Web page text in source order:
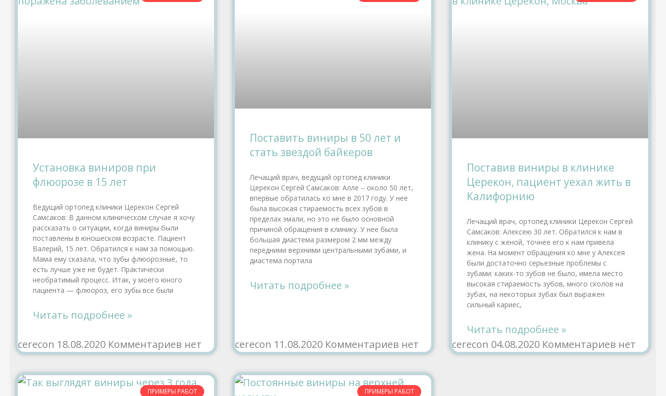
Установка виниров при
флюорозе в 15 лет
Ведущий ортопед клиники Церекон Сергей
Самсаков: В данном клиническом случае я хочу
рассказать о ситуации, когда виниры были
поставлены в юношеском возрасте. Пациент
Валерий, 15 лет. Обратился к нам за помощью.
Мама ему сказала, что зубы флюорозные, то
есть лучше уже не будет. Практически
необратимый процесс. Итак, у моего юного
пациента — флюороз, его зубы все были
Читать подробнее »
cerecon 18.08.2020 Комментариев нет
Поставить виниры в 50 лет и
стать звездой байкеров
Лечащий врач, ведущий ортопед клиники
Церекон Сергей Самсаков: Алле – около 50 лет,
впервые обратилась ко мне в 2017 году. У нее
была высокая стираемость всех зубов в
пределах эмали, но это не было основной
причиной обращения в клинику. У нее была
большая диастема размером 2 мм между
передними верхними центральными зубами, и
диастема портила
Читать подробнее »
cerecon 11.08.2020 Комментариев нет
Поставив виниры в клинике
Церекон, пациент уехал жить в
Калифорнию
Лечащий врач, ортопед клиники Церекон Сергей
Самсаков: Алексею 30 лет. Обратился к нам в
клинику с женой, точнее его к нам привела
жена. На момент обращения ко мне у Алексея
были достаточно серьезные проблемы с
зубами: каких-то зубов не было, имела место
высокая стираемость зубов, много сколов на
зубах, на некоторых зубах был выражен
сильный кариес,
Читать подробнее »
cerecon 04.08.2020 Комментариев нет
ПРИМЕРЫ РАБОТ ПРИМЕРЫ РАБОТ